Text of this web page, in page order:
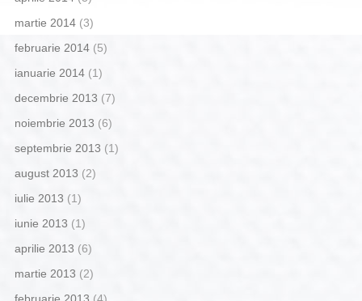
martie 2014(3)
februarie 2014(5)
ianuarie 2014(1)
decembrie 2013 (7)
noiembrie 2013 (6)
septembrie 2013 (1)
august 2013 (2)
iulie 2013 (1)
iunie 2013 (1)
aprilie 2013 (6)
martie 2013 (2)
februarie 2013 (4)